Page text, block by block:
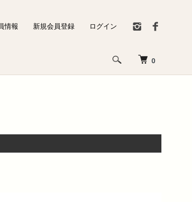
0
情報 新規会員登録 ログイン